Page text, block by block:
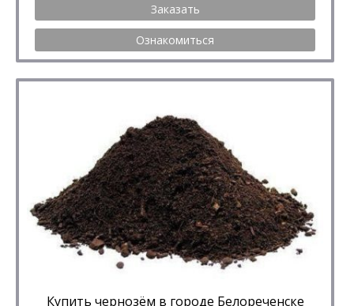
Заказать
Ознакомиться
Купить чернозём в городе Белореченске